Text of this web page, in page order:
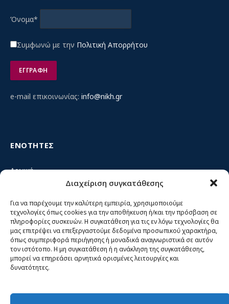
Διαχείριση συγκατάθεσης
Για να παρέχουμε την καλύτερη εμπειρία, χρησιμοποιούμε
τεχνολογίες όπως cookies για την αποθήκευση ή/και την πρόσβαση σε
πληροφορίες συσκευών. Η συγκατάθεση για τις εν λόγω τεχνολογίες θα
μας επιτρέψει να επεξεργαστούμε δεδομένα προσωπικού χαρακτήρα,
όπως συμπεριφορά περιήγησης ή μοναδικά αναγνωριστικά σε αυτόν
τον ιστότοπο. Η μη συγκατάθεση ή η ανάκληση της συγκατάθεσης,
μπορεί να επηρεάσει αρνητικά ορισμένες λειτουργίες και
δυνατότητες.
Όνομα*
Συμφωνώ με την Πολιτική Απορρήτου
e-mail επικοινωνίας: info@nikh.gr
ΕΝΟΤΗΤΕΣ
Αρχική
Κίνημα ΝΙΚΗ – Ποιοι είμαστε, αρχές & δράση
Θέσεις
Πρόσωπα
Όργανα και ομάδες
Βίντεο
Δελτία Τύπου